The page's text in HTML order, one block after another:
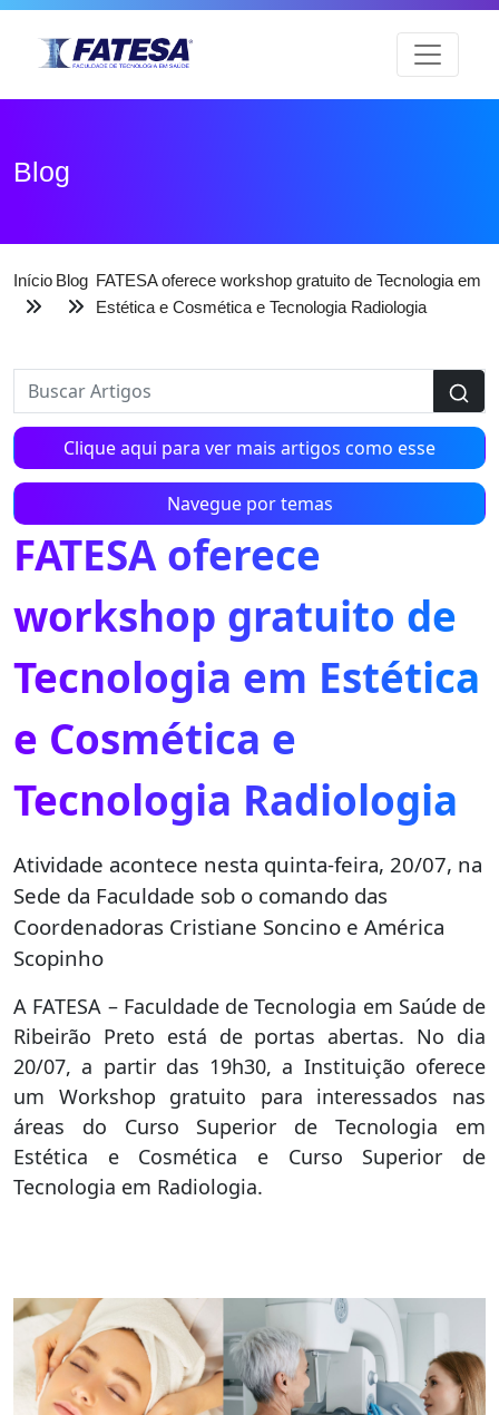
Blog
Início Blog FATESA oferece workshop gratuito de Tecnologia em
Estética e Cosmética e Tecnologia Radiologia
Clique aqui para ver mais artigos como esse
Navegue por temas
FATESA oferece
workshop gratuito de
Tecnologia em Estética
e Cosmética e
Tecnologia Radiologia
Atividade acontece nesta quinta-feira, 20/07, na
Sede da Faculdade sob o comando das
Coordenadoras Cristiane Soncino e América
Scopinho
A FATESA – Faculdade de Tecnologia em Saúde de
Ribeirão Preto está de portas abertas. No dia
20/07, a partir das 19h30, a Instituição oferece
um Workshop gratuito para interessados nas
áreas do Curso Superior de Tecnologia em
Estética e Cosmética e Curso Superior de
Tecnologia em Radiologia.